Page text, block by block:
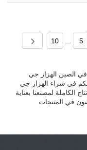
5
...
10
في الصين الهزاز جي
في شراء الهزاز جي
الكاملة لمصنعنا بعناية
في المنتجات